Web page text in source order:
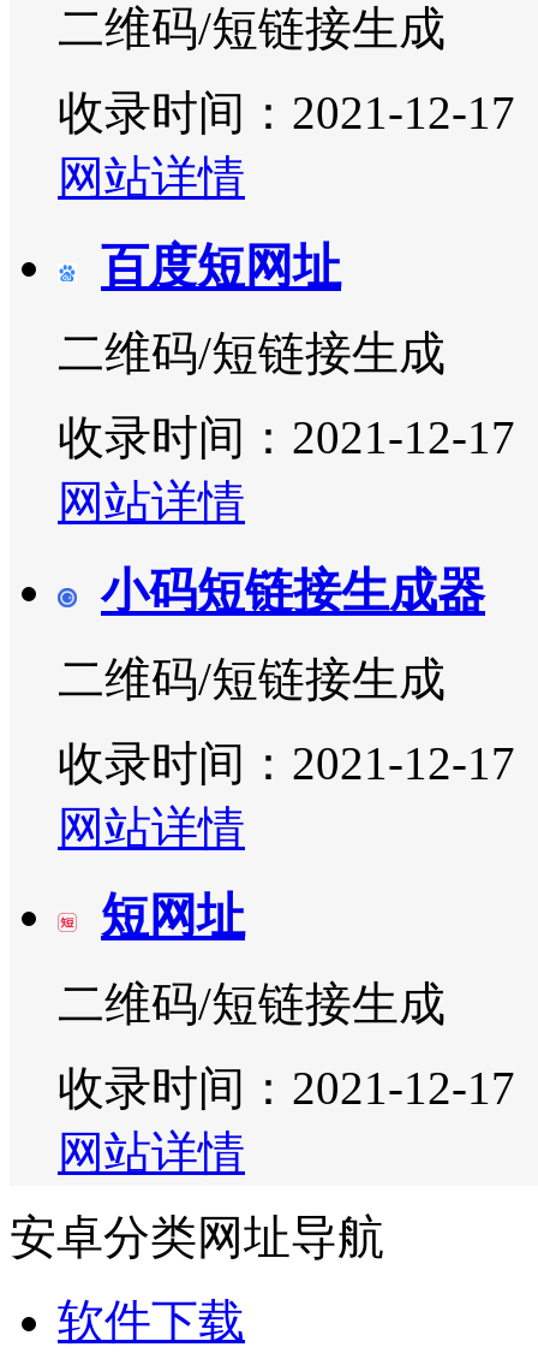
二维码/短链接生成
收录时间：2021-12-17
网站详情
百度短网址
二维码/短链接生成
收录时间：2021-12-17
网站详情
小码短链接生成器
二维码/短链接生成
收录时间：2021-12-17
网站详情
短网址
二维码/短链接生成
收录时间：2021-12-17
网站详情
安卓分类网址导航
软件下载